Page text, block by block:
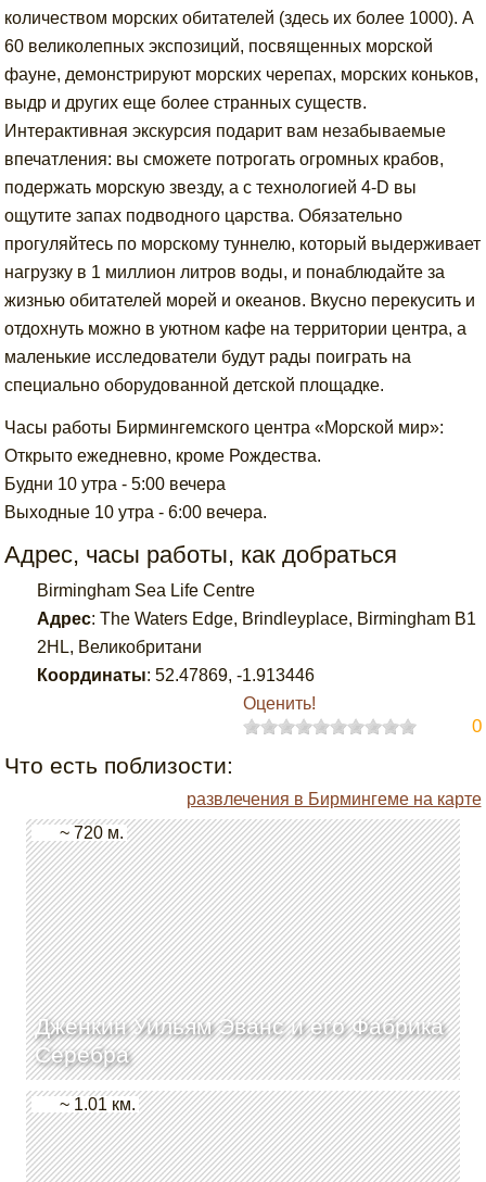
количеством морских обитателей (здесь их более 1000). А
60 великолепных экспозиций, посвященных морской
фауне, демонстрируют морских черепах, морских коньков,
выдр и других еще более странных существ.
Интерактивная экскурсия подарит вам незабываемые
впечатления: вы сможете потрогать огромных крабов,
подержать морскую звезду, а с технологией 4-D вы
ощутите запах подводного царства. Обязательно
прогуляйтесь по морскому туннелю, который выдерживает
нагрузку в 1 миллион литров воды, и понаблюдайте за
жизнью обитателей морей и океанов. Вкусно перекусить и
отдохнуть можно в уютном кафе на территории центра, а
маленькие исследователи будут рады поиграть на
специально оборудованной детской площадке.
Часы работы Бирмингемского центра «Морской мир»:
Открыто ежедневно, кроме Рождества.
Будни 10 утра - 5:00 вечера
Выходные 10 утра - 6:00 вечера.
Адрес, часы работы, как добраться
Birmingham Sea Life Centre
Адрес:The Waters Edge, Brindleyplace, Birmingham B1
2HL, Великобритани
Координаты: 52.47869,-1.913446
Оценить!
0
Что есть поблизости:
развлечения в Бирмингеме на карте
Дженкин Уильям Эванс и его Фабрика
Серебра
~ 720 м.
~ 1.01 км.